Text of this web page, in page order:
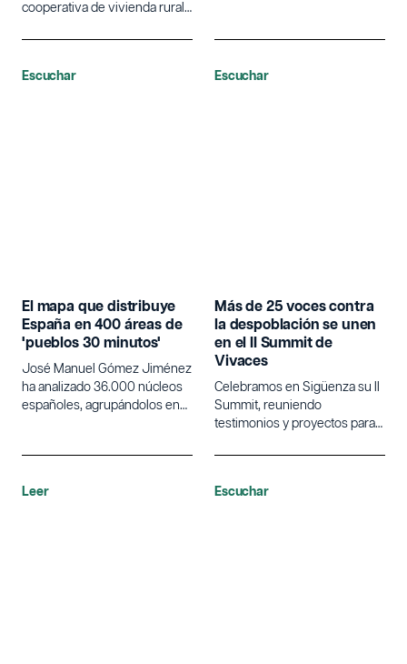
cooperativa de vivienda rural
personas puedan instalarse
Escuchar
El mapa que distribuye
España en 400 áreas de
'pueblos 30 minutos'
José Manuel Gómez Jiménez
ha analizado 36.000 núcleos
españoles, agrupándolos en
Escuchar
Más de 25 voces contra
la despoblación se unen
en el II Summit de
Vivaces
Celebramos en Sigüenza su II
Summit, reuniendo
testimonios y proyectos para
un cambio de tendencia en la
Leer
Escuchar